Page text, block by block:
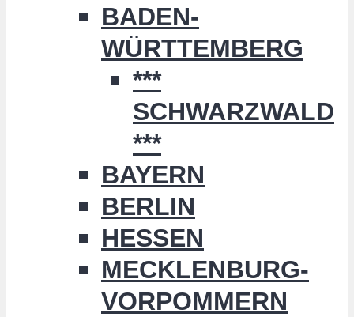
BADEN-
WÜRTTEMBERG
***
SCHWARZWALD
***
BAYERN
BERLIN
HESSEN
MECKLENBURG-
VORPOMMERN